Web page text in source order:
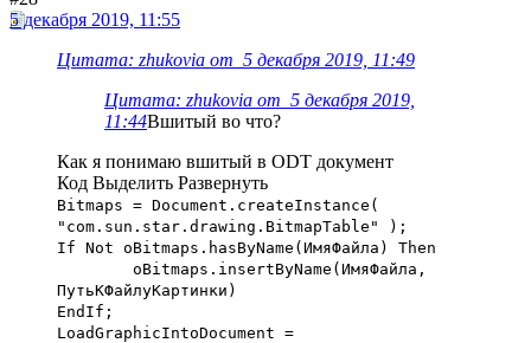
5 декабря 2019, 11:55
Цитата: zhukovia от 5 декабря 2019, 11:49
Цитата: zhukovia от 5 декабря 2019,
11:44Вшитый во что?
Как я понимаю вшитый в ODT документ
Код Выделить Развернуть
Bitmaps = Document.createInstance(
"com.sun.star.drawing.BitmapTable" );
If Not oBitmaps.hasByName(ИмяФайла) Then
oBitmaps.insertByName(ИмяФайла,
ПутьКФайлуКартинки)
EndIf;
LoadGraphicIntoDocument =